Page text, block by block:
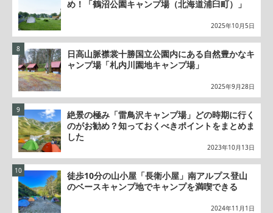
め！「鶴沼公園キャンプ場（北海道浦臼町）」
2025年10月5日
日高山脈襟裳十勝国立公園内にある自然豊かなキ
ャンプ場「札内川園地キャンプ場」
2025年9月28日
絶景の極み「雷鳥沢キャンプ場」どの時期に行く
のがお勧め？知っておくべきポイントをまとめま
した
2023年10月13日
徒歩10分の山小屋「長衛小屋」南アルプス登山
のベースキャンプ地でキャンプを満喫できる
2024年11月1日